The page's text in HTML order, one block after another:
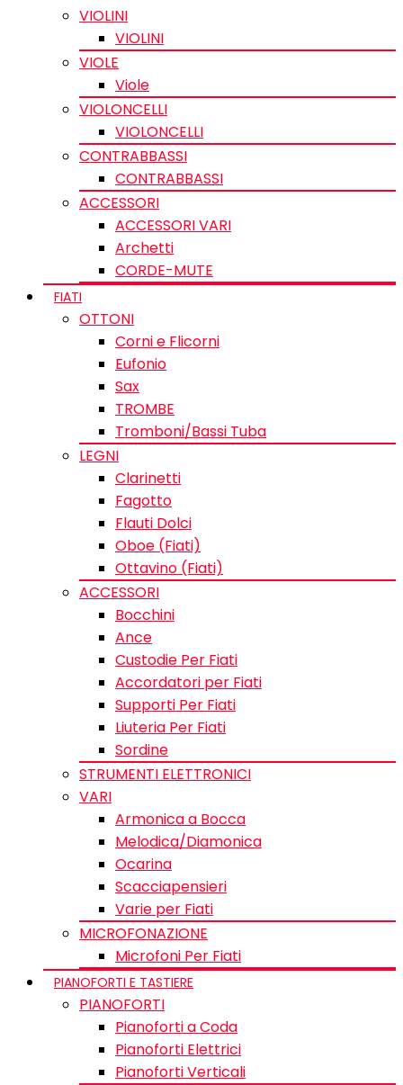
VIOLINI
VIOLINI
VIOLE
Viole
VIOLONCELLI
VIOLONCELLI
CONTRABBASSI
CONTRABBASSI
ACCESSORI
ACCESSORI VARI
Archetti
CORDE-MUTE
FIATI
OTTONI
Corni e Flicorni
Eufonio
Sax
TROMBE
Tromboni/Bassi Tuba
LEGNI
Clarinetti
Fagotto
Flauti Dolci
Oboe (Fiati)
Ottavino (Fiati)
ACCESSORI
Bocchini
Ance
Custodie Per Fiati
Accordatori per Fiati
Supporti Per Fiati
Liuteria Per Fiati
Sordine
STRUMENTI ELETTRONICI
VARI
Armonica a Bocca
Melodica/Diamonica
Ocarina
Scacciapensieri
Varie per Fiati
MICROFONAZIONE
Microfoni Per Fiati
PIANOFORTI E TASTIERE
PIANOFORTI
Pianoforti a Coda
Pianoforti Elettrici
Pianoforti Verticali